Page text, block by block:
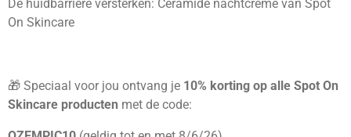
De huidbarrière versterken: Ceramide nachtcrème van Spot
On Skincare
🎁 Speciaal voor jou ontvang je 10% korting op alle Spot On
Skincare producten met de code: